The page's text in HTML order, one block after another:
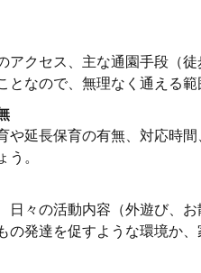
アクセス、主な通園手段（
なので、無理なく通える範
や延長保育の有無、対応時
。
日々の活動内容（外遊び、
の発達を促すような環境か